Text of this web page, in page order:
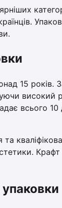
15 років.
високий
всього
Крафт
упаковки